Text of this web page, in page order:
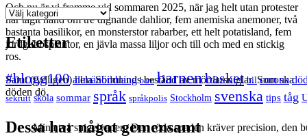
Kategorier
Etiketter
#blogg100 allmänbildning barn barnenbasket bil corona
sekrutt skola sommar språk språkpolis Stockholm svenska tips tåg
Dessa har något gemensamt
Och nu är vi framme vid sommaren 2025, när jag helt utan protester
har tagit hand om tre dignande dahlior, fem anemiska anemoner, två
bastanta basilikor, en monsterstor rabarber, ett helt potatisland, fem
jordgubbsplantor, en jävla massa liljor och till och med en stickig
ros.
Samt (tydligen) hela Sörmlands bestånd av mördarsniglar. Som ska
döden dö.
Mina två snigelvapen. Den röda spaden kräver precision, den